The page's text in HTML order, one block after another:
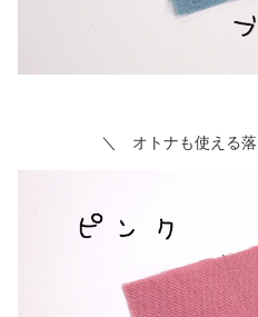
＼ オトナも使える